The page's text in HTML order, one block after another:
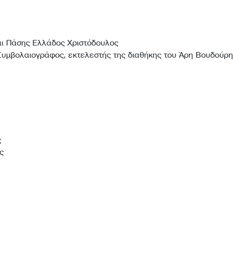
Πάσης Ελλάδος Χριστόδουλος
εκτελεστής της διαθήκης του Άρη Βουδούρη